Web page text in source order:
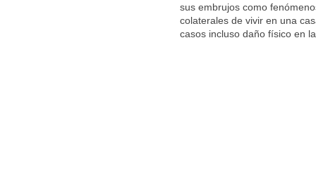
sus embrujos como
colaterales de vivir en una
casos incluso daño físico en